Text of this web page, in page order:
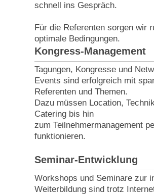
schnell ins Gespräch.
Für die Referenten sorgen wir
optimale Bedingungen.
Kongress-Management
Tagungen, Kongresse und
Events sind erfolgreich mit
Referenten und Themen.
Dazu müssen Location,
Catering bis hin
zum Teilnehmermanagement
funktionieren.
Seminar-Entwicklung
Workshops und Seminare zur
Weiterbildung sind trotz